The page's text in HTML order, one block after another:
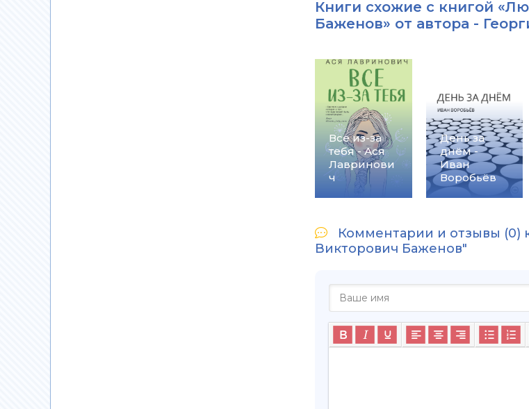
Книги схожие с книгой
Баженов» от автора -
Все из-за
тебя - Ася
Лавринови
ч
День за
днём -
Иван
Воробьёв
Комментарии и отзывы (0)
Викторович Баженов"